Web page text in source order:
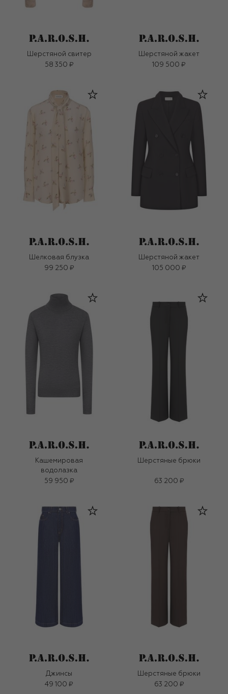
Шерстяной свитер
58 350 ₽
Шерстяной жакет
109 500 ₽
Шелковая блузка
99 250 ₽
Шерстяной жакет
105 000 ₽
Кашемировая
водолазка
59 950 ₽
Шерстяные брюки
63 200 ₽
Джинсы
49 100 ₽
Шерстяные брюки
63 200 ₽